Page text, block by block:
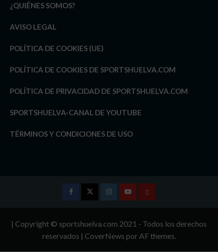
¿QUIÉNES SOMOS?
AVISO LEGAL
POLÍTICA DE COOKIES (UE)
POLÍTICA DE COOKIES DE SPORTSHUELVA.COM
POLÍTICA DE PRIVACIDAD DE SPORTSHUELVA.COM
SPORTSHUELVA-CANAL DE YOUTUBE
TÉRMINOS Y CONDICIONES DE USO
InstagramYoutubeTÉRMINOS
CONDICIONES
| Copyright © sportshuelva.com 2021 - Todos los derechos
reservados | CoverNews por AF themes.